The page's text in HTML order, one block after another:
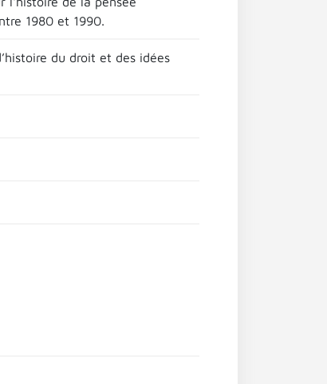
1980 et 1990.
du droit et des idées